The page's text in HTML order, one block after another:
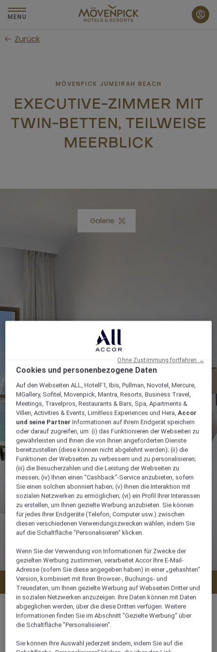
Zum
Hauptinhalt
MENU
Zurück
MÖVENPICK JUMEIRAH BEACH
EXECUTIVE-ZIMMER MIT
TWIN-BETTEN, TEILWEISE
MEERBLICK
Galerie
Schaltfläche Galerie öffnen
Verfügbarkeit anzeigen
35 m²
Cookies und personenbezogene Daten
Auf den Webseiten ALL, HotelF1, Ibis, Pullman, Novotel, Mercure,
MGallery, Sofitel, Movenpick, Mantra, Resorts, Business Travel,
Meetings, Travelpros, Restaurants & Bars, Spa, Apartments &
Villen, Activities & Events, Limitless Experiences und Hera,Accor
und seine Partner Informationen auf Ihrem Endgerät speichern
oder darauf zugreifen, um: (i) das Funktionieren der Webseiten zu
gewährleisten und Ihnen die von Ihnen angeforderten Dienste
bereitzustellen (diese können nicht abgelehnt werden); (ii) die
Funktionen der Webseiten zu verbessern und zu personalisieren;
(iii) die Besucherzahlen und die Leistung der Webseiten zu
messen; (iv) Ihnen einen "Cashback“-Service anzubieten, sofern
Sie einen solchen abonniert haben; (v) Ihnen die Interaktion mit
sozialen Netzwerken zu ermöglichen; (vi) ein Profil Ihrer Interessen
zu erstellen, um Ihnen gezielte Werbung anzubieten. Sie können
für jedes Ihrer Endgeräte (Telefon, Computer usw.) zwischen
diesen verschiedenen Verwendungszwecken wählen, indem Sie
auf die Schaltfläche "Personalisieren“ klicken.
Wenn Sie der Verwendung von Informationen für Zwecke der
gezielten Werbung zustimmen, verarbeitet Accor Ihre E-Mail-
Adresse (sofern Sie diese angegeben haben) in einer „gehashten“
Version, kombiniert mit Ihren Browser-, Buchungs- und
Treuedaten, um Ihnen gezielte Werbung auf Webseiten Dritter und
in sozialen Netzwerken anzuzeigen. Ihre Daten können mit Daten
abgeglichen werden, über die diese Dritten verfügen. Weitere
Informationen finden Sie im Abschnitt "Gezielte Werbung“ über
die Schaltfläche "Personalisieren“.
Sie können Ihre Auswahl jederzeit ändern, indem Sie auf die
Ohne Zustimmung fortfahren →